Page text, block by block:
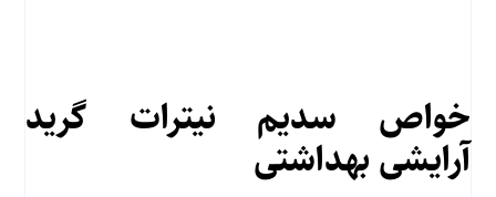
خواص سدیم نیترات گرید
آرایشی بهداشتی